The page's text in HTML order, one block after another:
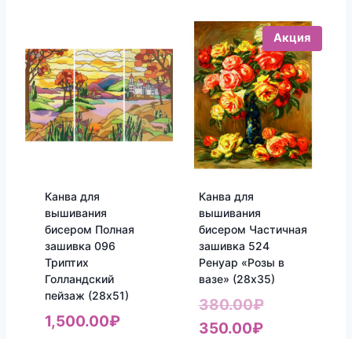
Канва для
вышивания
бисером Полная
зашивка 096
Триптих
Голландский
пейзаж (28х51)
1,500.00₽
Акция
Канва для
вышивания
бисером Частичная
зашивка 524
Ренуар «Розы в
вазе» (28х35)
380.00₽
цена
350.00₽Текущая